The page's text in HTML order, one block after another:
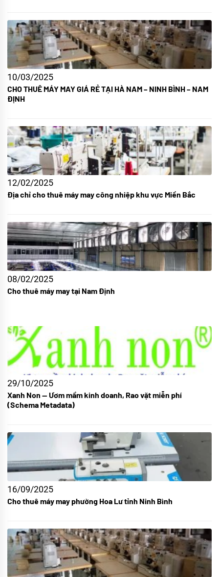
10/03/2025
CHO THUÊ MÁY MAY GIÁ RẺ TẠI HÀ NAM – NINH BÌNH – NAM
ĐỊNH
12/02/2025
Địa chỉ cho thuê máy may công nhiệp khu vực Miền Bắc
08/02/2025
Cho thuê máy may tại Nam Định
29/10/2025
Xanh Non — Ươm mầm kinh doanh, Rao vặt miễn phí
(Schema Metadata)
16/09/2025
Cho thuê máy may phường Hoa Lư tỉnh Ninh Bình